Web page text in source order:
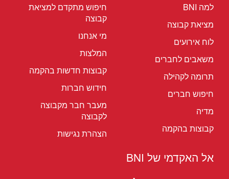
למה BNI
מציאת קבוצה
לוח אירועים
משאבים לחברים
תרומה לקהילה
חיפוש חברים
מדיה
קבוצות בהקמה
חיפוש מתקדם למציאת
קבוצה
מי אנחנו
המלצות
קבוצות חדשות בהקמה
חידוש חברות
מעבר חבר מקבוצה
לקבוצה
הצהרת נגישות
אל האקדמי של BNI